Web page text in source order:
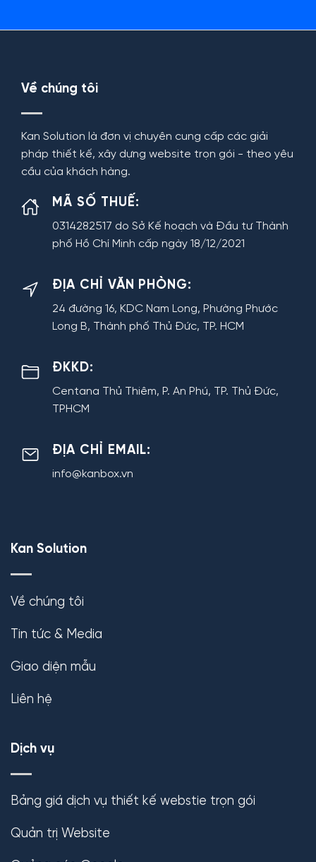
Về chúng tôi
Kan Solution là đơn vị chuyên cung cấp các giải
pháp thiết kế, xây dựng website trọn gói - theo yêu
cầu của khách hàng.
MÃ SỐ THUẾ:
0314282517 do Sở Kế hoạch và Đầu tư Thành
phố Hồ Chí Minh cấp ngày 18/12/2021
ĐỊA CHỈ VĂN PHÒNG:
24 đường 16, KDC Nam Long, Phường Phước
Long B, Thành phố Thủ Đức, TP. HCM
ĐKKD:
Centana Thủ Thiêm, P. An Phú, TP. Thủ Đức,
TPHCM
ĐỊA CHỈ EMAIL:
info@kanbox.vn
Kan Solution
Về chúng tôi
Tin tức & Media
Giao diện mẫu
Liên hệ
Dịch vụ
Bảng giá dịch vụ thiết kế webstie trọn gói
Quản trị Website